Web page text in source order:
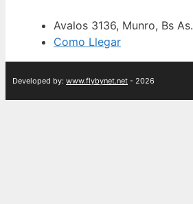
Avalos 3136, Munro, Bs As.
Como Llegar
Developed by: www.flybynet.net - 2026